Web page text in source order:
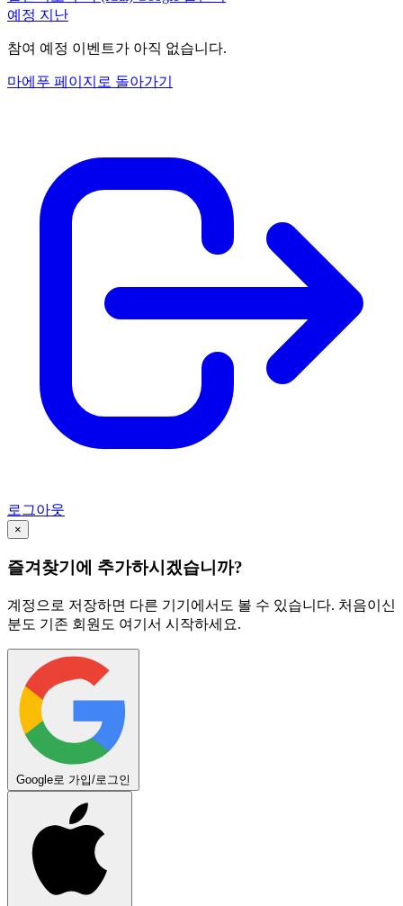
예정 지난
참여 예정 이벤트가 아직 없습니다.
마에푸 페이지로 돌아가기
로그아웃
×
즐겨찾기에 추가하시겠습니까?
계정으로 저장하면 다른 기기에서도 볼 수 있습니다. 처음이신
분도 기존 회원도 여기서 시작하세요.
Google로 가입/로그인